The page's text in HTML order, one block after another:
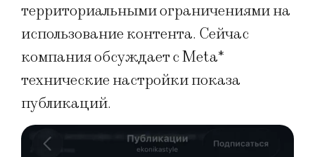
территориальными ограничениями на
использование контента. Сейчас
компания обсуждает с Meta*
технические настройки показа
публикаций.